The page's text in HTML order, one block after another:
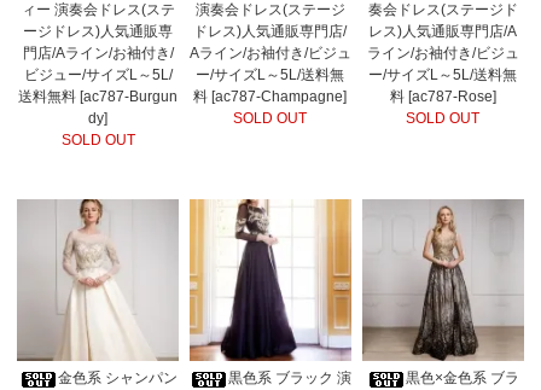
ィー 演奏会ドレス(ステ
ージドレス)人気通販専
門店/Aライン/お袖付き/
ビジュー/サイズL～5L/
送料無料 [ac787-Burgun
dy]
SOLD OUT
演奏会ドレス(ステージ
ドレス)人気通販専門店/
Aライン/お袖付き/ビジュ
ー/サイズL～5L/送料無
料 [ac787-Champagne]
SOLD OUT
奏会ドレス(ステージド
レス)人気通販専門店/A
ライン/お袖付き/ビジュ
ー/サイズL～5L/送料無
料 [ac787-Rose]
SOLD OUT
金色系 シャンパン
黒色系 ブラック 演
黒色×金色系 ブラ